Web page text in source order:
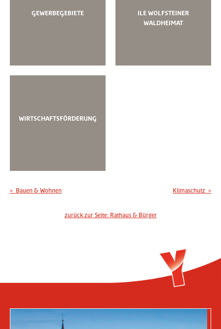
GEWERBEGEBIETE
ILE WOLFSTEINER
WALDHEIMAT
WIRTSCHAFTSFÖRDERUNG
« Bauen & Wohnen Klimaschutz »
zurück zur Seite: Rathaus & Bürger